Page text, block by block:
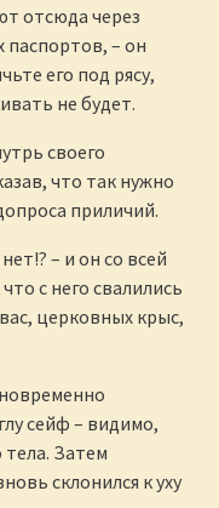
отсюда через
паспортов, – он
его под рясу,
не будет.
своего
что так нужно
приличий.
– и он со всей
с него свалились
церковных крыс,
сейф – видимо,
Затем
склонился к уху